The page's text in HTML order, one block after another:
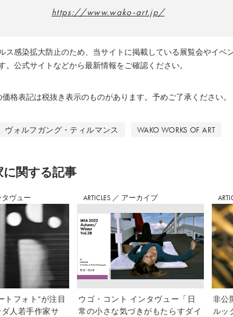
https://www.wako-art.jp/
ス感染拡大防止のため、当サイトに掲載している展覧会やイベ
。公式サイトなどから最新情報をご確認ください。
価格表記は税抜き表示のものがあります。予めご了承ください。
ヴォルフガング・ティルマンス WAKO WORKS OF ART
関する記事
タヴュー
トフォト”が注目
人若手作家サ
ARTICLES ／ アーカイブ
ウゴ・コント インタヴュー「日
常の小さな気づきがもたらすダイ
非公
ルッ